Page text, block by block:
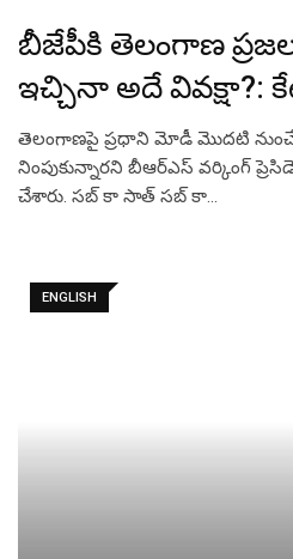
బీజేపీకి తెలంగాణ
ఇచ్చినా అదే వివక్షా?:
తెలంగాణపై ప్రధాని మోడీ మొదటి
నింపుకున్నారని బీఆర్ఎస్ వర్కింగ్
చేశారు. సబ్ కా సాత్ సబ్ కా…
ENGLISH